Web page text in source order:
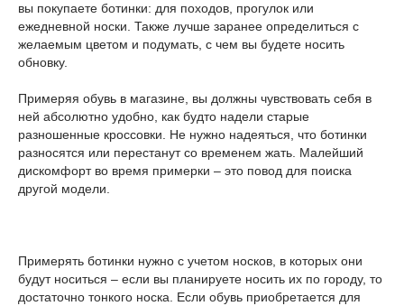
вы покупаете ботинки: для походов, прогулок или
ежедневной носки. Также лучше заранее определиться с
желаемым цветом и подумать, с чем вы будете носить
обновку.
Примеряя обувь в магазине, вы должны чувствовать себя в
ней абсолютно удобно, как будто надели старые
разношенные кроссовки. Не нужно надеяться, что ботинки
разносятся или перестанут со временем жать. Малейший
дискомфорт во время примерки – это повод для поиска
другой модели.
Примерять ботинки нужно с учетом носков, в которых они
будут носиться – если вы планируете носить их по городу, то
достаточно тонкого носка. Если обувь приобретается для